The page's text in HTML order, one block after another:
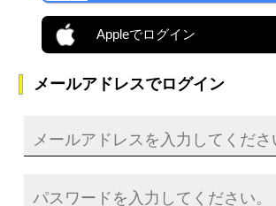
Appleでログイン
メールアドレスでログイン